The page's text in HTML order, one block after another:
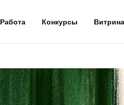
Работа Конкурсы Витрина